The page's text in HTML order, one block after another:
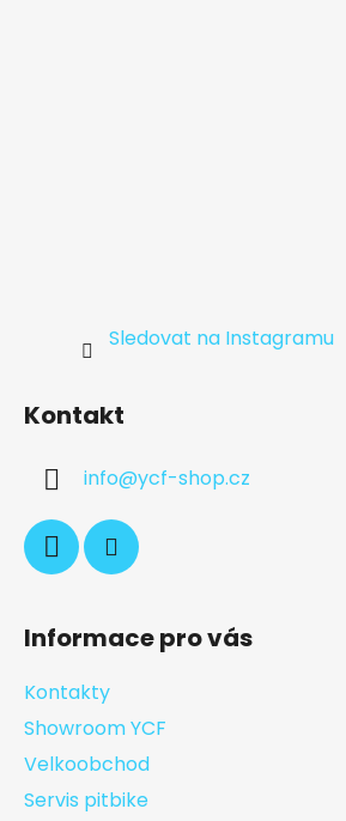
Sledovat na Instagramu
Kontakt
info@ycf-shop.cz
Informace pro vás
Kontakty
Showroom YCF
Velkoobchod
Servis pitbike